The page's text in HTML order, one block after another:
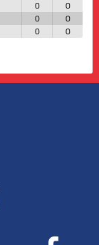
0
0
0
0
0 0